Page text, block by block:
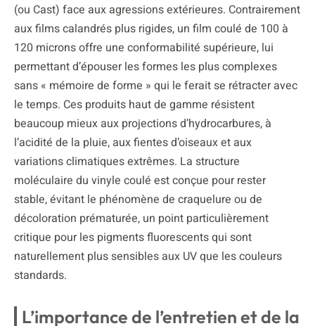
(ou Cast) face aux agressions extérieures. Contrairement
aux films calandrés plus rigides, un film coulé de 100 à
120 microns offre une conformabilité supérieure, lui
permettant d’épouser les formes les plus complexes
sans « mémoire de forme » qui le ferait se rétracter avec
le temps. Ces produits haut de gamme résistent
beaucoup mieux aux projections d’hydrocarbures, à
l’acidité de la pluie, aux fientes d’oiseaux et aux
variations climatiques extrêmes. La structure
moléculaire du vinyle coulé est conçue pour rester
stable, évitant le phénomène de craquelure ou de
décoloration prématurée, un point particulièrement
critique pour les pigments fluorescents qui sont
naturellement plus sensibles aux UV que les couleurs
standards.
L’importance de l’entretien et de la